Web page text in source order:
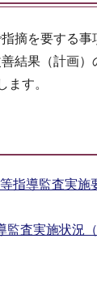
摘を要する事
結果（計画）
ます。
指導監査実施
監査実施状況（